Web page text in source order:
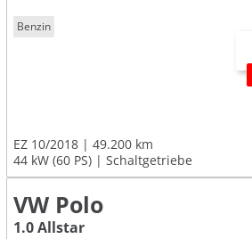
Benzin
EZ 10/2018
49.200 km
44 kW (60 PS)
Schaltgetriebe
VW Polo
1.0 Allstar